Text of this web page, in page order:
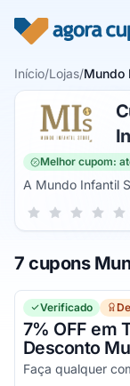
Início/Lojas/Mundo
Melhor cupom:
A Mundo Infantil
vendas de
acessórios de
Sua nota para
5
4
3
2 estrelas
1 estrela
7 cupons
Verificado
7% OFF em
Desconto